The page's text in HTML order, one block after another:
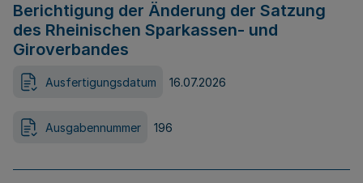
Berichtigung der Änderung der Satzung
des Rheinischen Sparkassen- und
Giroverbandes
Ausfertigungsdatum 16.07.2026
Ausgabennummer 196